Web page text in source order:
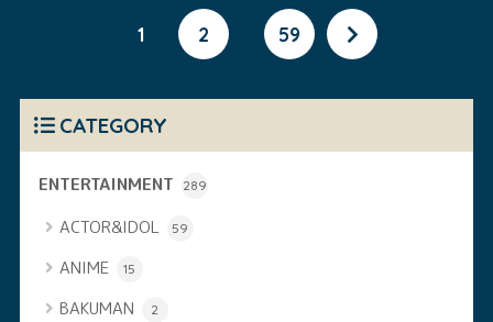
1 2 59
CATEGORY
ENTERTAINMENT 289
ACTOR&IDOL 59
ANIME 15
BAKUMAN 2